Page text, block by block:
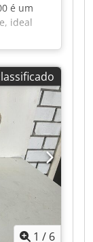
é um
ideal
de
de forma
maneira
de
flexível a
espaço
O
garante
às
de
de 1 / 6